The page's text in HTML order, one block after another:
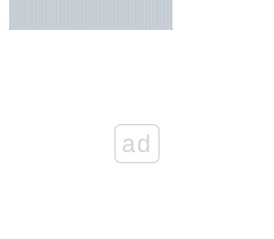
ad